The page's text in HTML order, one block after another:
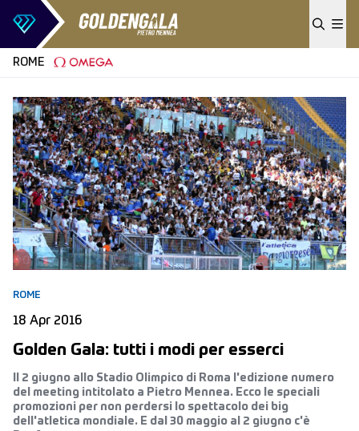
Skip to content
ROME
ROME
18 Apr 2016
Golden Gala: tutti i modi per esserci
Il 2 giugno allo Stadio Olimpico di Roma l'edizione numero
del meeting intitolato a Pietro Mennea. Ecco le speciali
promozioni per non perdersi lo spettacolo dei big
dell'atletica mondiale. E dal 30 maggio al 2 giugno c'è